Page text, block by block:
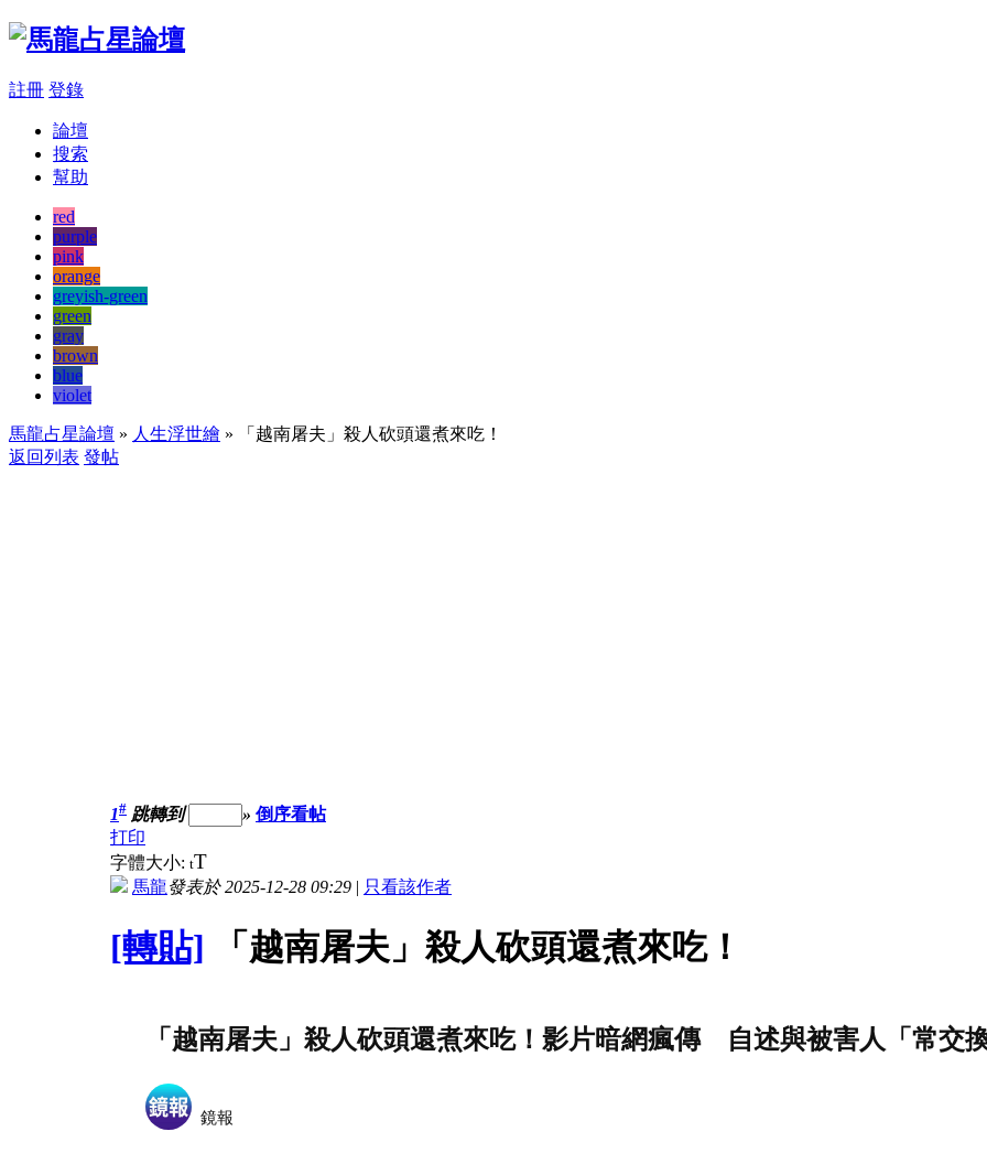
註冊 登錄
論壇
搜索
幫助
red
purple
pink
orange
greyish-green
green
gray
brown
blue
violet
馬龍占星論壇 » 人生浮世繪 » 「越南屠夫」殺人砍頭還煮來吃！
返回列表 發帖
1# 跳轉到 » 倒序看帖
打印
字體大小: tT
馬龍發表於 2025-12-28 09:29 | 只看該作者
[轉貼] 「越南屠夫」殺人砍頭還煮來吃！
「越南屠夫」殺人砍頭還煮來吃！影片暗網瘋傳 自述與被害人「常交換
鏡報